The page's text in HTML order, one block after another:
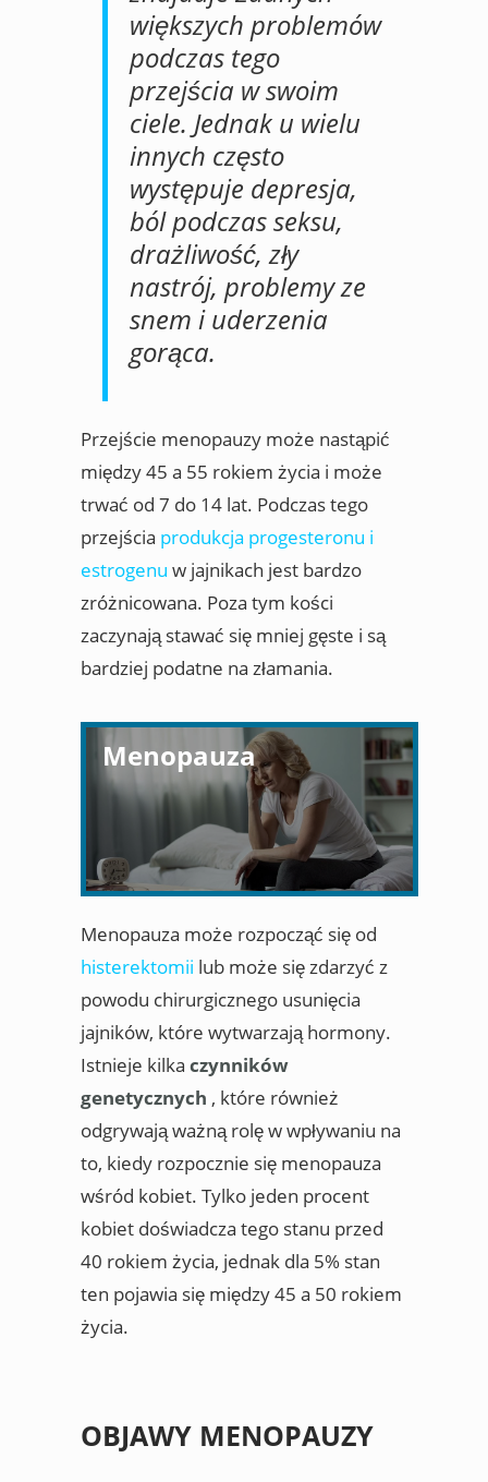
większych problemów
podczas tego
przejścia w swoim
ciele. Jednak u wielu
innych często
występuje depresja,
ból podczas seksu,
drażliwość, zły
nastrój, problemy ze
snem i uderzenia
gorąca.
Przejście menopauzy może nastąpić
między 45 a 55 rokiem życia i może
trwać od 7 do 14 lat. Podczas tego
przejścia produkcja progesteronu i
estrogenu w jajnikach jest bardzo
zróżnicowana. Poza tym kości
zaczynają stawać się mniej gęste i są
bardziej podatne na złamania.
Menopauza
Menopauza może rozpocząć się od
histerektomii lub może się zdarzyć z
powodu chirurgicznego usunięcia
jajników, które wytwarzają hormony.
Istnieje kilka czynników
genetycznych , które również
odgrywają ważną rolę w wpływaniu na
to, kiedy rozpocznie się menopauza
wśród kobiet. Tylko jeden procent
kobiet doświadcza tego stanu przed
40 rokiem życia, jednak dla 5% stan
ten pojawia się między 45 a 50 rokiem
życia.
OBJAWY MENOPAUZY